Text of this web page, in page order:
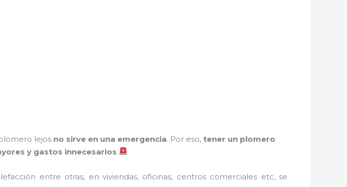
lejos no sirve en una emergencia. Por eso, tener un plomero
y gastos innecesarios
entre otras, en viviendas, oficinas, centros comerciales etc, se